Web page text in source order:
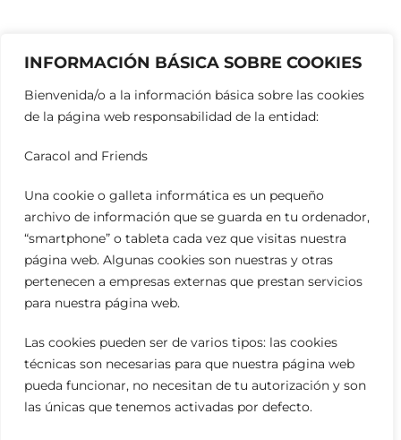
INFORMACIÓN BÁSICA SOBRE COOKIES
Bienvenida/o a la información básica sobre las cookies
de la página web responsabilidad de la entidad:
Caracol and Friends
Una cookie o galleta informática es un pequeño
archivo de información que se guarda en tu ordenador,
“smartphone” o tableta cada vez que visitas nuestra
página web. Algunas cookies son nuestras y otras
pertenecen a empresas externas que prestan servicios
para nuestra página web.
Las cookies pueden ser de varios tipos: las cookies
técnicas son necesarias para que nuestra página web
pueda funcionar, no necesitan de tu autorización y son
las únicas que tenemos activadas por defecto.